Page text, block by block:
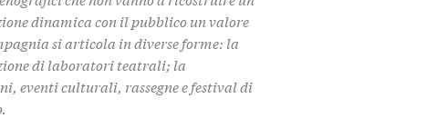
dinamica con il pubblico un valore
si articola in diverse forme: la
di laboratori teatrali; la
eventi culturali, rassegne e festival di